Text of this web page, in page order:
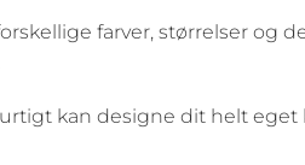
farver, størrelser og
kan designe dit helt